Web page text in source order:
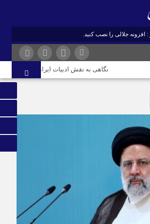
: افزونه جلالی را نصب کنید.
نگاهی به نقش ادبیات ایران در هویت و قدرت